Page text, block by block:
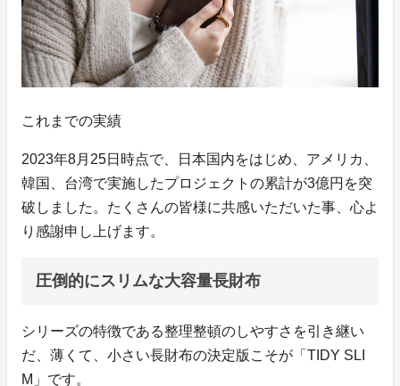
これまでの実績
2023年8月25日時点で、日本国内をはじめ、アメリカ、
韓国、台湾で実施したプロジェクトの累計が3億円を突
破しました。たくさんの皆様に共感いただいた事、心よ
り感謝申し上げます。
圧倒的にスリムな大容量長財布
シリーズの特徴である整理整頓のしやすさを引き継い
だ、薄くて、小さい長財布の決定版こそが「TIDY SLI
M」です。